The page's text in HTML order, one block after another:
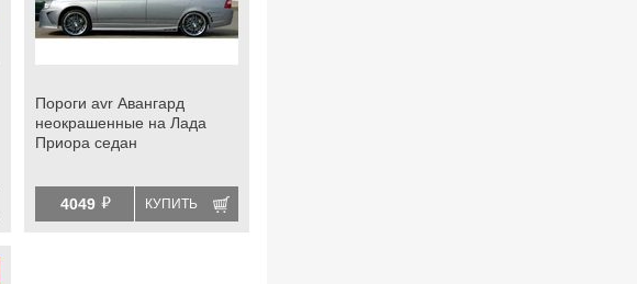
Пороги avr Авангард
неокрашенные на Лада
Приора седан
4049 й КУПИТЬ